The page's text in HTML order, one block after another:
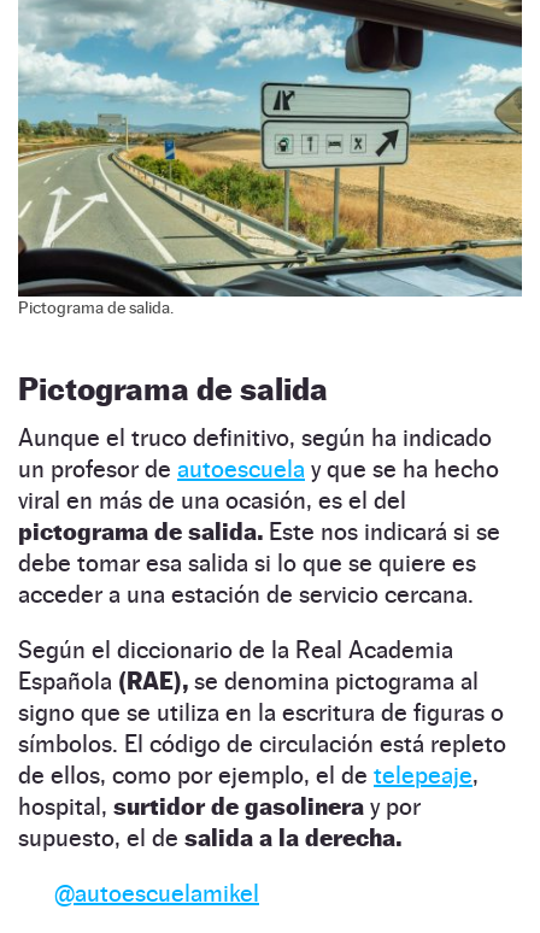
Pictograma de salida.
Pictograma de salida
Aunque el truco definitivo, según ha indicado
un profesor de autoescuela y que se ha hecho
viral en más de una ocasión, es el del
pictograma de salida. Este nos indicará si se
debe tomar esa salida si lo que se quiere es
acceder a una estación de servicio cercana.
Según el diccionario de la Real Academia
Española (RAE), se denomina pictograma al
signo que se utiliza en la escritura de figuras o
símbolos. El código de circulación está repleto
de ellos, como por ejemplo, el de telepeaje,
hospital, surtidor de gasolinera y por
supuesto, el de salida a la derecha.
@autoescuelamikel